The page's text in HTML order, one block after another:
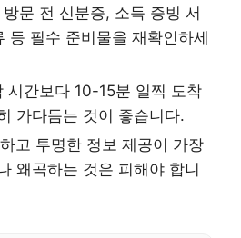
방문 전 신분증, 소득 증빙 서
등 필수 준비물을 재확인하세
시간보다 10-15분 일찍 도착
가다듬는 것이 좋습니다.
고 투명한 정보 제공이 가장
왜곡하는 것은 피해야 합니